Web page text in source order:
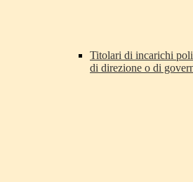
Titolari di incarichi
di direzione o di